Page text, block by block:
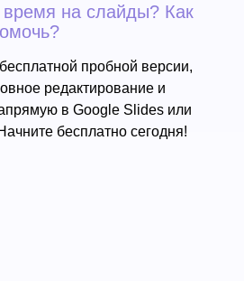
время на слайды? Как
пробной версии,
редактирование и
в Google Slides или
бесплатно сегодня!